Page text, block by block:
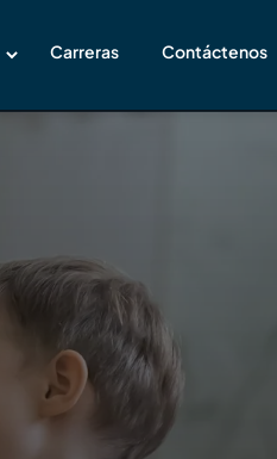
Carreras Contáctenos